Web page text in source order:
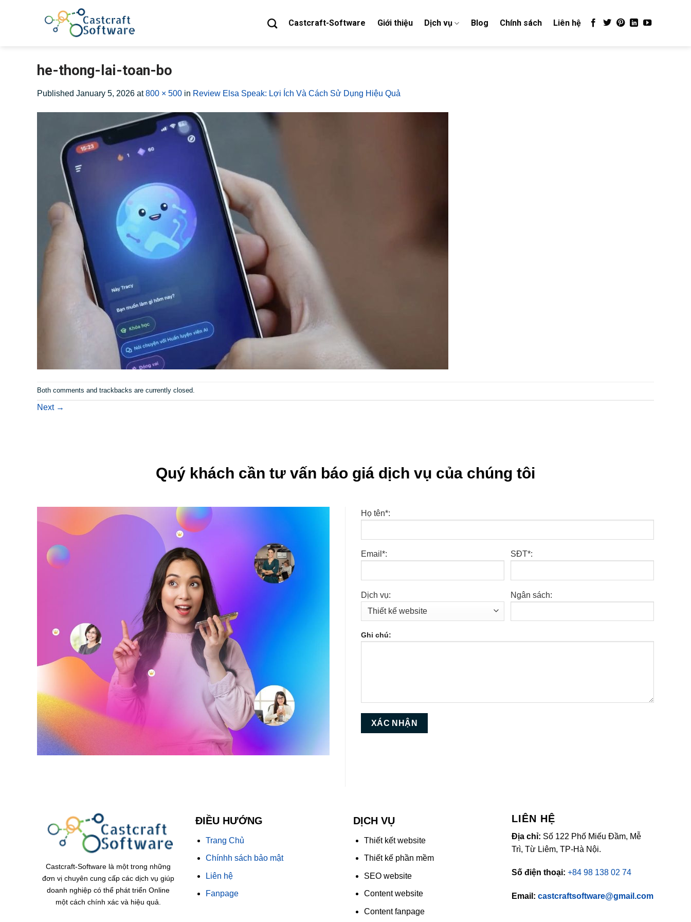
Castcraft-Software Giới thiệu Dịch vụ Blog Chính sách Liên hệ
he-thong-lai-toan-bo
Published January 5, 2026 at800 × 500 in Review Elsa Speak: Lợi Ích Và Cách Sử Dụng Hiệu Quả
Both comments and trackbacks are currently closed.
Next →
Quý khách cần tư vấn báo giá dịch vụ của chúng tôi
Họ tên*:
Email*: SĐT*:
Dịch vụ: Ngân sách:
Ghi chú:
Castcraft-Software là một trong những
đơn vị chuyên cung cấp các dịch vụ giúp
doanh nghiệp có thể phát triển Online
một cách chính xác và hiệu quả.
ĐIỀU HƯỚNG
Trang Chủ
Chínhh sách bảo mật
Liên hệ
Fanpage
DỊCH VỤ
Thiết kết website
Thiết kế phần mềm
SEO website
Content website
Content fanpage
LIÊN HỆ
Địa chỉ: Số 122 Phố Miếu Đầm, Mễ
Trì, Từ Liêm, TP-Hà Nội.
Số điện thoại: +84 98 138 02 74
Email: castcraftsoftware@gmail.com